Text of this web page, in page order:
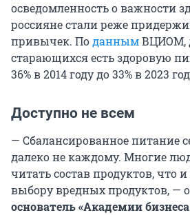
осведомленность о важности
россияне стали реже
привычек. ПоданнымВЦИОМ,
старающихся есть здоровую
36% в 2014 году до 33% в 2023
Доступно не всем
— Сбалансированное питание
далеко не каждому. Многие
читать состав продуктов, что
выбору вредных продуктов, —
основатель «Академии